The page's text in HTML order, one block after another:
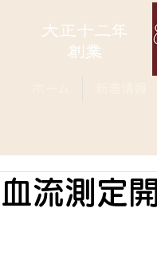
血流測定